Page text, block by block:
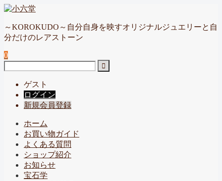
～KOROKUDO～自分自身を映すオリジナルジュエリーと自
分だけのレアストーン
0
ゲスト
ログイン
新規会員登録
ホーム
お買い物ガイド
よくある質問
ショップ紹介
お知らせ
宝石学